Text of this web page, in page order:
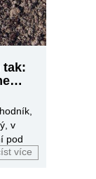
tak:
v
pod
více